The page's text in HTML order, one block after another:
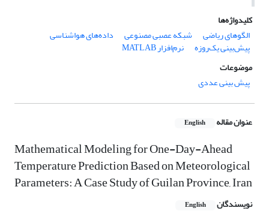
کلیدواژه‌ها
الگوهای ریاضی
شبکه عصبی مصنوعی داده‌های هواشناسی
پیش‌بینی یک‌روزه
نرم‌افزار MATLAB
موضوعات
پیش بینی عددی
عنوان مقاله English
Mathematical Modeling for One-Day-Ahead
Temperature Prediction Based on Meteorological
Parameters: A Case Study of Guilan Province, Iran
نویسندگان English